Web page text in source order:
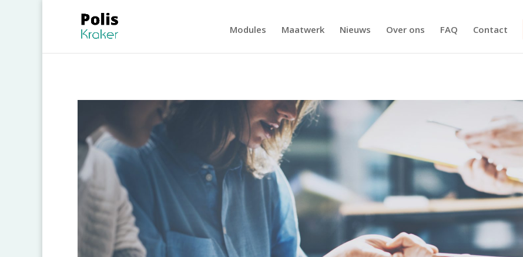
Modules Maatwerk Nieuws Over ons FAQ Contact